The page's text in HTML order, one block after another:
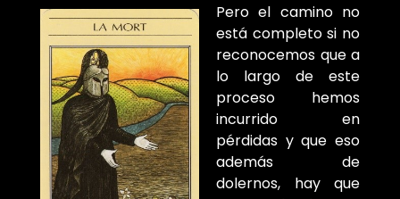
Pero el camino no
está completo si no
reconocemos que a
lo largo de este
proceso hemos
incurrido en
pérdidas y que eso
además de
dolernos, hay que